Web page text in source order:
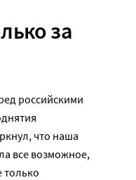
за
российскими
что наша
все возможное,
только